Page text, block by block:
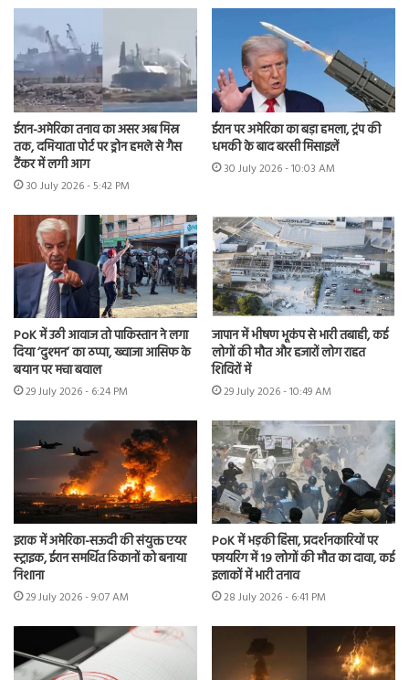
ईरान-अमेरिका तनाव का असर अब मिस्र
तक, दमियाता पोर्ट पर ड्रोन हमले से गैस
टैंकर में लगी आग
30 July 2026 - 5:42 PM
ईरान पर अमेरिका का बड़ा हमला, ट्रंप की
धमकी के बाद बरसी मिसाइलें
30 July 2026 - 10:03 AM
PoK में उठी आवाज तो पाकिस्तान ने लगा
दिया ‘दुश्मन’ का ठप्पा, ख्वाजा आसिफ के
बयान पर मचा बवाल
29 July 2026 - 6:24 PM
जापान में भीषण भूकंप से भारी तबाही, कई
लोगों की मौत और हजारों लोग राहत
शिविरों में
29 July 2026 - 10:49 AM
इराक में अमेरिका-सऊदी की संयुक्त एयर
स्ट्राइक, ईरान समर्थित ठिकानों को बनाया
निशाना
29 July 2026 - 9:07 AM
PoK में भड़की हिंसा, प्रदर्शनकारियों पर
फायरिंग में 19 लोगों की मौत का दावा, कई
इलाकों में भारी तनाव
28 July 2026 - 6:41 PM